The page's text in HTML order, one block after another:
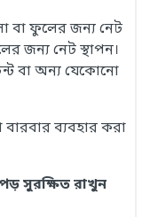
বা ফুলের জন্য নেট
জন্য নেট স্থাপন।
বা অন্য যেকোনো
ব্যবহার করা
সুরক্ষিত রাখুন